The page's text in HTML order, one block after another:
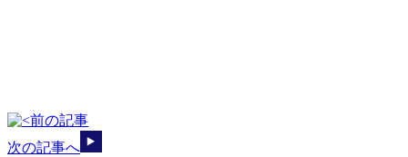
前の記事
次の記事へ